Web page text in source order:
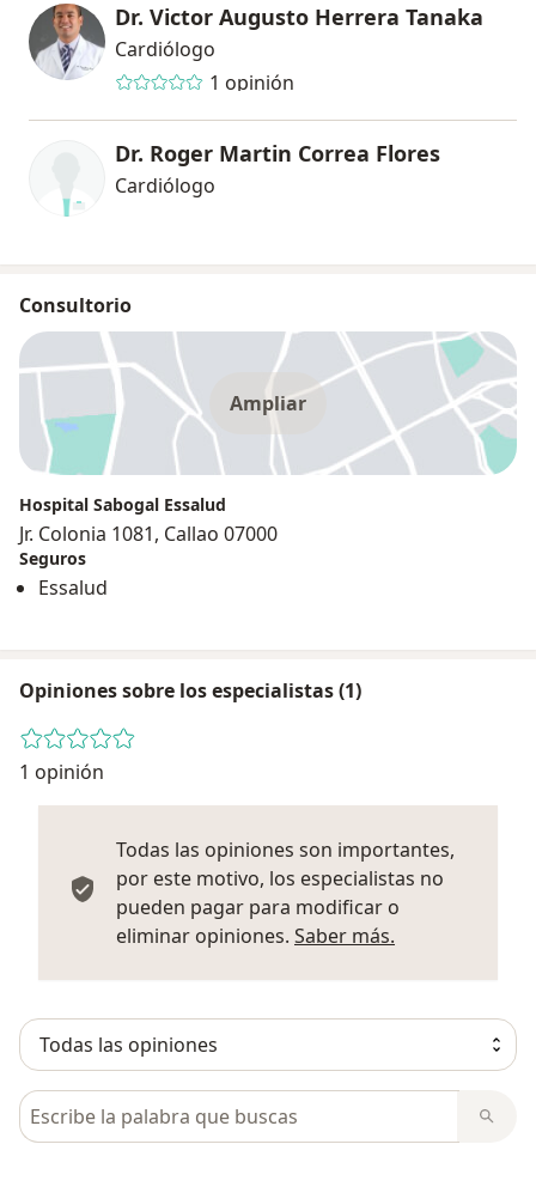
Dr. Victor Augusto Herrera Tanaka
Cardiólogo
1 opinión
Dr. Roger Martin Correa Flores
Cardiólogo
Consultorio
Ampliar
Hospital Sabogal Essalud
Jr. Colonia 1081, Callao 07000
Seguros
Essalud
Opiniones sobre los especialistas (1)
1 opinión
Todas las opiniones son importantes,
por este motivo, los especialistas no
pueden pagar para modificar o
eliminar opiniones. Saber más.
Busca en opiniones